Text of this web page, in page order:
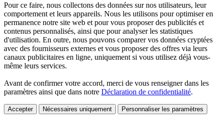
Pour ce faire, nous collectons des données sur nos utilisateurs, leur
comportement et leurs appareils. Nous les utilisons pour optimiser en
permanence notre site web et pour vous proposer des publicités et
contenus personnalisés, ainsi que pour analyser les statistiques
d'utilisation. En outre, nous pouvons comparer vos données cryptées
avec des fournisseurs externes et vous proposer des offres via leurs
canaux publicitaires en ligne, uniquement si vous utilisez déjà vous-
même leurs services.
Avant de confirmer votre accord, merci de vous renseigner dans les
paramètres ainsi que dans notre Déclaration de confidentialité.
Accepter Nécessaires uniquement Personnaliser les paramètres